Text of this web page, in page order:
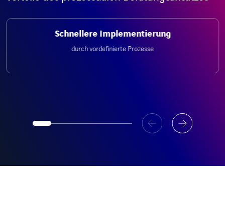
Schnellere Implementierung
durch vordefinierte Prozesse